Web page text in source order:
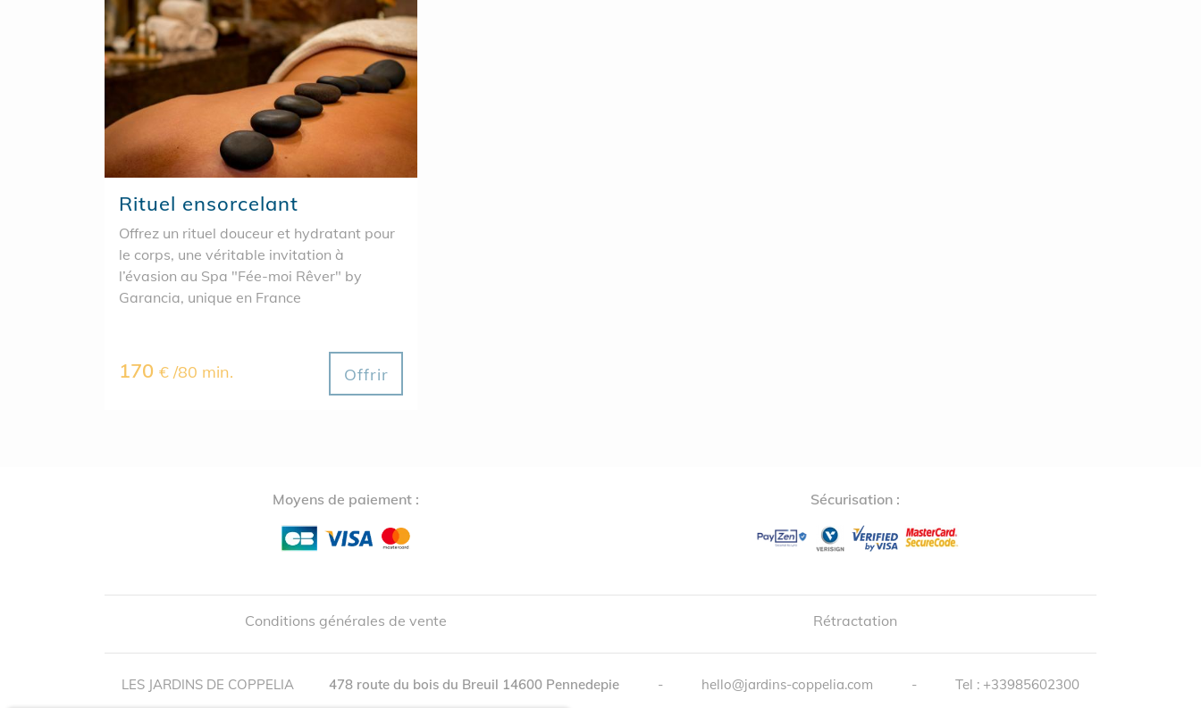
Rituel ensorcelant
Offrez un rituel douceur et hydratant pour
le corps, une véritable invitation à
l’évasion au Spa "Fée-moi Rêver" by
Garancia, unique en France
170 € /80 min. Offrir
Moyens de paiement : Sécurisation :
Conditions générales de vente Rétractation
LES JARDINS DE COPPELIA 478 route du bois du Breuil 14600 Pennedepie - hello@jardins-coppelia.com - Tel : +33985602300